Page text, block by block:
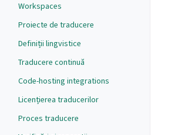
Workspaces
Proiecte de traducere
Definiții lingvistice
Traducere continuă
Code-hosting integrations
Licențierea traducerilor
Proces traducere